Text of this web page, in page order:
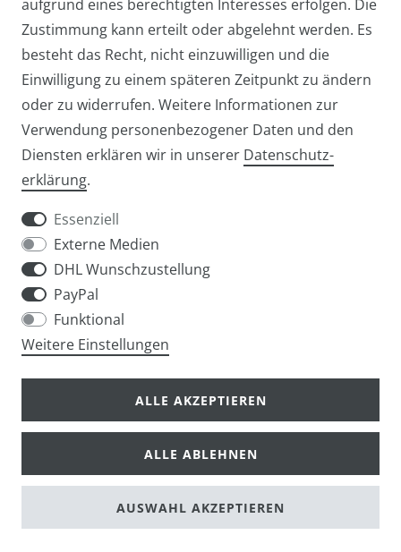
Widerrufs­formular
Impressum Daten­schutz­erklärung
info@taschen-tony.de
© Copyright 2026 | Alle Rechte vorbehalten.
aufgrund eines berechtigten Interesses erfolgen. Die
Zustimmung kann erteilt oder abgelehnt werden. Es
besteht das Recht, nicht einzuwilligen und die
Einwilligung zu einem späteren Zeitpunkt zu ändern
oder zu widerrufen. Weitere Informationen zur
Verwendung personenbezogener Daten und den
Diensten erklären wir in unserer Daten­schutz­
erklärung.
Essenziell
Externe Medien
DHL Wunschzustellung
PayPal
Funktional
Weitere Einstellungen
ALLE AKZEPTIEREN
ALLE ABLEHNEN
AUSWAHL AKZEPTIEREN